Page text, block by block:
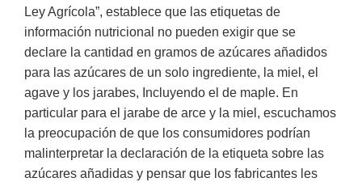
Ley Agrícola”, establece que las etiquetas de
información nutricional no pueden exigir que se
declare la cantidad en gramos de azúcares añadidos
para las azúcares de un solo ingrediente, la miel, el
agave y los jarabes, Incluyendo el de maple. En
particular para el jarabe de arce y la miel, escuchamos
la preocupación de que los consumidores podrían
malinterpretar la declaración de la etiqueta sobre las
azúcares añadidas y pensar que los fabricantes les